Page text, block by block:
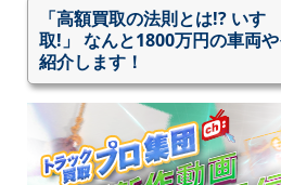
「高額買取の法則とは!? いす
取!」 なんと1800万円の車両
紹介します！